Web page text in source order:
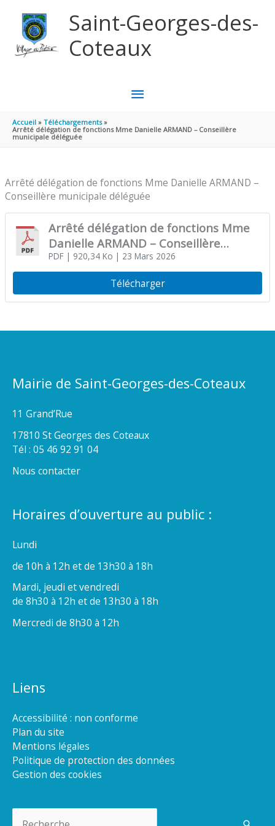
Saint-Georges-des-
Coteaux
MENU
PRINCIPAL
Accueil
Téléchargements
Arrêté délégation de fonctions Mme Danielle ARMAND – Conseillère
municipale déléguée
Arrêté délégation de fonctions Mme Danielle ARMAND –
Conseillère municipale déléguée
Arrêté délégation de fonctions Mme
Danielle ARMAND – Conseillère
municipale déléguée
PDF| 920,34 Ko | 23 Mars 2026
Télécharger
Mairie de Saint-Georges-des-Coteaux
11 Grand’Rue
17810 St Georges des Coteaux
Tél : 05 46 92 91 04
Nous contacter
Horaires d’ouverture au public :
Lundi
de 10h à 12h et de 13h30 à 18h
Mardi, jeudi et vendredi
de 8h30 à 12h et de 13h30 à 18h
Mercredi de 8h30 à 12h
Liens
Accessibilité : non conforme
Plan du site
Mentions légales
Politique de protection des données
Gestion des cookies